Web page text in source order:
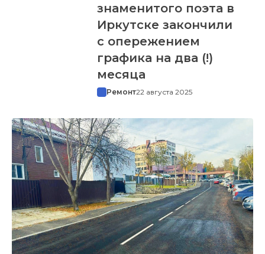
знаменитого поэта в
Иркутске закончили
с опережением
графика на два (!)
месяца
Ремонт22 августа 2025